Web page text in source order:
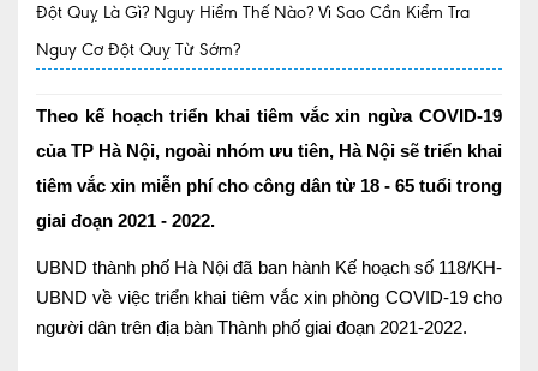
TRANG CHỦ
TIN TỨC
Thông tin y tế
Tin Ưu đãi
Tin sự kiện
Báo chí nói về chúng tôi
Đột Quỵ Là Gì? Nguy Hiểm Thế Nào? Vì Sao Cần Kiểm Tra
Nguy Cơ Đột Quỵ Từ Sớm?
Theo kế hoạch triển khai tiêm vắc xin ngừa COVID-19
của TP Hà Nội, ngoài nhóm ưu tiên, Hà Nội sẽ triển khai
tiêm vắc xin miễn phí cho công dân từ 18 - 65 tuổi trong
giai đoạn 2021 - 2022.
UBND thành phố Hà Nội đã ban hành Kế hoạch số 118/KH-
UBND về việc triển khai tiêm vắc xin phòng COVID-19 cho
người dân trên địa bàn Thành phố giai đoạn 2021-2022.